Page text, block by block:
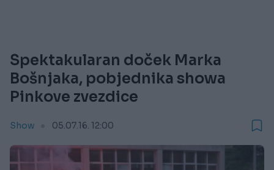
Spektakularan doček Marka
Bošnjaka, pobjednika showa
Pinkove zvezdice
Show 05.07.16. 12:00